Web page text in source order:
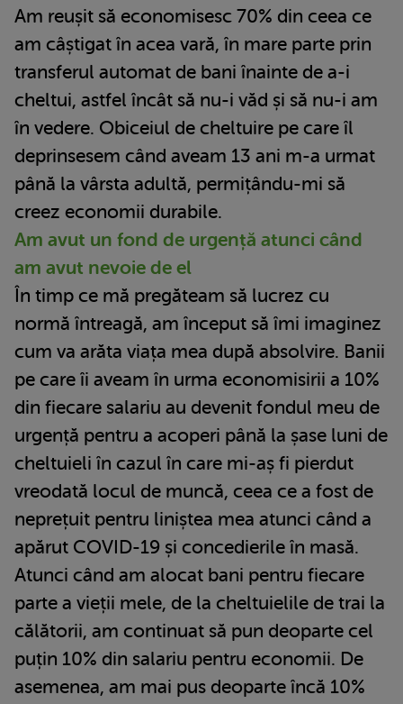
Am reușit să economisesc 70% din ceea ce
am câștigat în acea vară, în mare parte prin
transferul automat de bani înainte de a-i
cheltui, astfel încât să nu-i văd și să nu-i am
în vedere. Obiceiul de cheltuire pe care îl
deprinsesem când aveam 13 ani m-a urmat
până la vârsta adultă, permițându-mi să
creez economii durabile.
Am avut un fond de urgență atunci când
am avut nevoie de el
În timp ce mă pregăteam să lucrez cu
normă întreagă, am început să îmi imaginez
cum va arăta viața mea după absolvire. Banii
pe care îi aveam în urma economisirii a 10%
din fiecare salariu au devenit fondul meu de
urgență pentru a acoperi până la șase luni de
cheltuieli în cazul în care mi-aș fi pierdut
vreodată locul de muncă, ceea ce a fost de
neprețuit pentru liniștea mea atunci când a
apărut COVID-19 și concedierile în masă.
Atunci când am alocat bani pentru fiecare
parte a vieții mele, de la cheltuielile de trai la
călătorii, am continuat să pun deoparte cel
puțin 10% din salariu pentru economii. De
asemenea, am mai pus deoparte încă 10%